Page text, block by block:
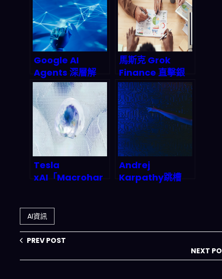
統？2026 終極實
戰指南
作流？
Google AI
Agents 深層解
析：從搜尋框到萬
用助手的產業巨
變，2026年智能
代理市場誰能為
王？
馬斯克 Grok
Finance 直擊銀
行貸款業！AI語言
模型結合強化學
習，如何在2027
年重塑金融風險模
型與自動交易？
Tesla
xAI「Macrohar
顛覆計畫是真的
嗎？2026年AI市
場規模預測與實測
Andrej
Karpathy跳槽
AI資訊
PREV POST
NEXT